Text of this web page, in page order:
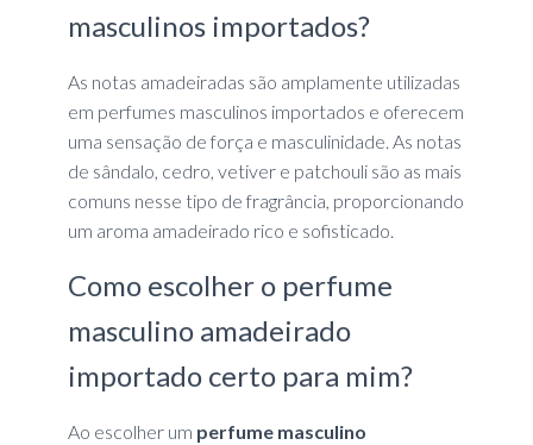
masculinos importados?
As notas amadeiradas são amplamente utilizadas
em perfumes masculinos importados e oferecem
uma sensação de força e masculinidade. As notas
de sândalo, cedro, vetiver e patchouli são as mais
comuns nesse tipo de fragrância, proporcionando
um aroma amadeirado rico e sofisticado.
Como escolher o perfume
masculino amadeirado
importado certo para mim?
Ao escolher um perfume masculino